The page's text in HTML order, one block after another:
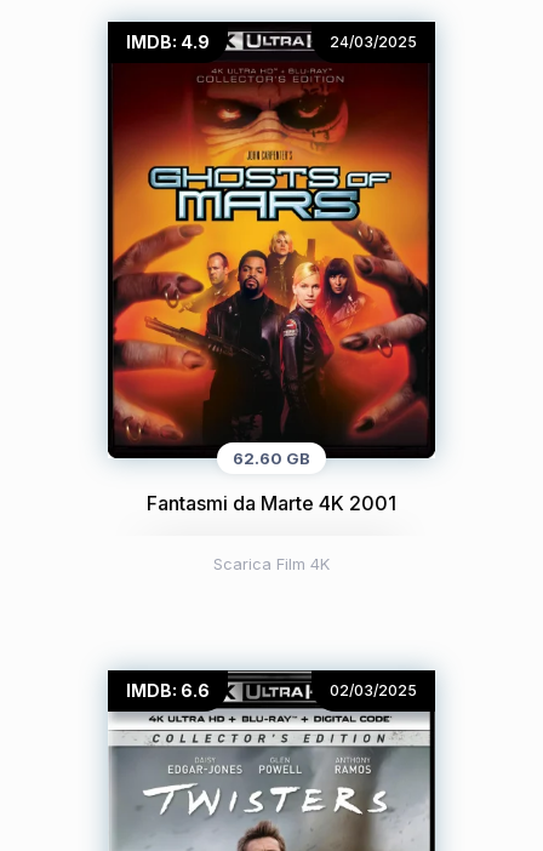
IMDB: 4.9 24/03/2025
62.60 GB
Fantasmi da Marte 4K 2001
Scarica Film 4K
IMDB: 6.6 02/03/2025